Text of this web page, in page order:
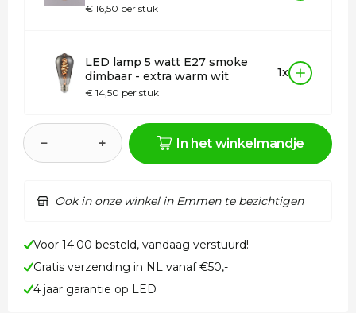
€ 16,50 per stuk
LED lamp 5 watt E27 smoke
dimbaar - extra warm wit
€ 14,50 per stuk
1x
− + In het winkelmandje
Ook in onze winkel in Emmen te bezichtigen
Voor 14:00 besteld, vandaag verstuurd!
Gratis verzending in NL vanaf €50,-
4 jaar garantie op LED